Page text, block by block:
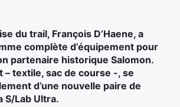
du trail, François D’Haene, a
complète d’équipement pour
partenaire historique Salomon.
– textile, sac de course -, se
d’une nouvelle paire de
S/Lab Ultra.